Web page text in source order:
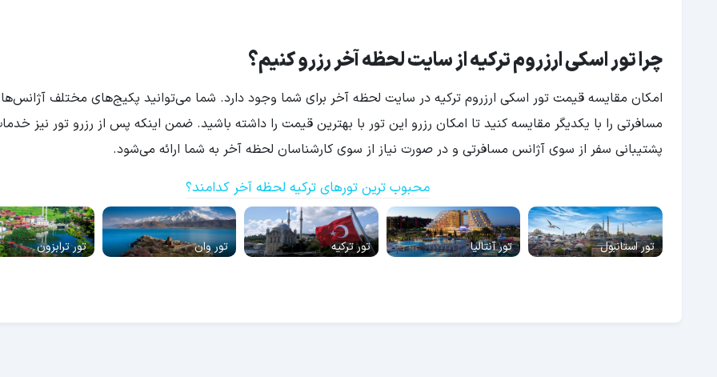
چرا تور اسکی ارزروم ترکیه از سایت لحظه آخر رزرو کنیم؟
امکان مقایسه قیمت تور اسکی ارزروم ترکیه در سایت لحظه آخر برای شما وجود دارد. شما می‌توانید پکیج‌های مختلف
مسافرتی را با یکدیگر مقایسه کنید تا امکان رزرو این تور با بهترین قیمت را داشته باشید. ضمن اینکه پس از رزرو تور نیز
پشتیبانی سفر از سوی آژانس مسافرتی و در صورت نیاز از سوی کارشناسان لحظه آخر به شما ارائه می‌شود.
محبوب ترین تورهای ترکیه لحظه آخر کدامند؟
تور استانبول تور آنتالیا تور ترکیه تور وان تور ترابزون